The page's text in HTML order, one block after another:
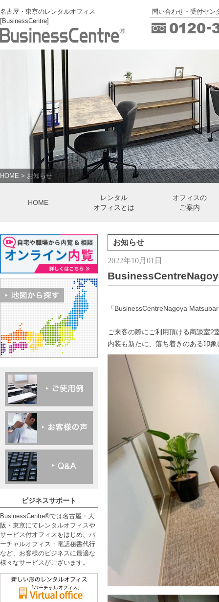
名古屋・東京のレンタルオフィス
[BusinessCentre]
問い合わせ・受付セン
HOME > お知らせ
HOME
レンタル
オフィスとは
オフィスの
ご案内
お知らせ
2022年10月01日
「BusinessCentreNagoya
ご来客の際にご利用頂ける商談室2
内装も新たに、落ち着きのある印
ビジネスサポート
BusinessCentre®では名古屋・大
阪・東京にてレンタルオフィスや
サービス付オフィスをはじめ、バ
ーチャルオフィス・電話秘書代行
など、お客様のビジネスに最適な
様々なサービスがございます。